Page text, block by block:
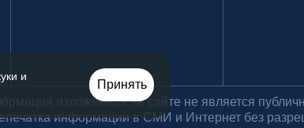
изложенная на сайте не является
информации в СМИ и Интернет без
и
Принять